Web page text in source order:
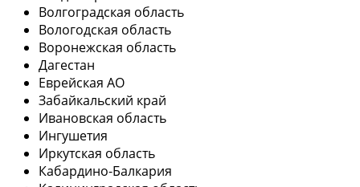
Волгоградская область
Вологодская область
Воронежская область
Дагестан
Еврейская АО
Забайкальский край
Ивановская область
Ингушетия
Иркутская область
Кабардино-Балкария